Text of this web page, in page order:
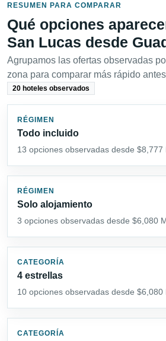
RESUMEN PARA COMPARAR
Qué opciones
San Lucas desde
Agrupamos las ofertas observadas
zona para comparar más rápido
20 hoteles observados
RÉGIMEN
Todo incluido
13 opciones observadas desde $8,777
RÉGIMEN
Solo alojamiento
3 opciones observadas desde $6,080
CATEGORÍA
4 estrellas
10 opciones observadas desde $6,080
CATEGORÍA